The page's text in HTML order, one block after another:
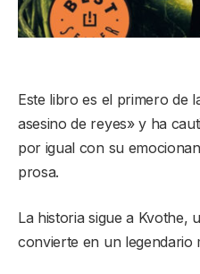
Este libro es el primero de
asesino de reyes» y ha
por igual con su
prosa.
La historia sigue a Kvothe,
convierte en un legendario